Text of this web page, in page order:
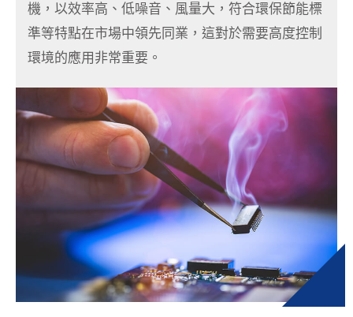
機，以效率高、低噪音、風量大，符合環保節能標
準等特點在市場中領先同業， 這對於需要高度控制
環境的應用非常重要。
公司簡介
聯絡我們
繁體中文 English